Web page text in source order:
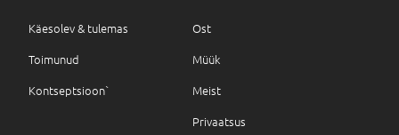
Käesolev & tulemas
Toimunud
Kontseptsioon`
Ost
Müük
Meist
Privaatsus